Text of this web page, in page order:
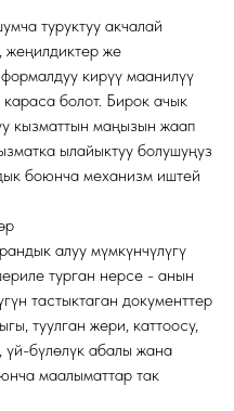
туруктуу акчалай
жеңилдиктер же
кирүү маанилүү
болот. Бирок ачык
кызматтын маңызын жаап
ылайыктуу болушуңуз
боюнча механизм иштей
алуу мүмкүнчүлүгү
турган нерсе - анын
тастыктаган документтер
туулган жери, каттоосу,
бүлөлүк абалы жана
маалыматтар так